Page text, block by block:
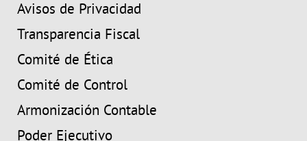
Avisos de Privacidad
Transparencia Fiscal
Comité de Ética
Comité de Control
Armonización Contable
Poder Ejecutivo